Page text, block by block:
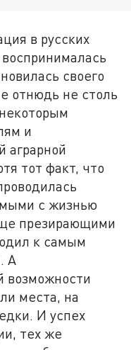
в русских
своего
отнюдь не столь
и
аграрной
тот факт, что
с жизнью
презирающими
к самым
А
возможности
места, на
И успех
тех же